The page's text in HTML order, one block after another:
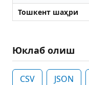
Тошкент шаҳри
Юклаб олиш
CSV JSON